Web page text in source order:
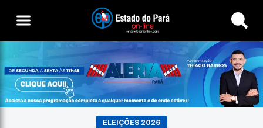
Buscar
ELEIÇÕES 2026